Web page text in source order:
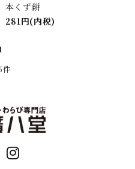
本くず餅
281円(内税)
件